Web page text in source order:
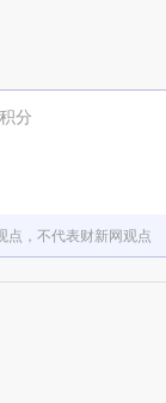
分
点，不代表财新网观点